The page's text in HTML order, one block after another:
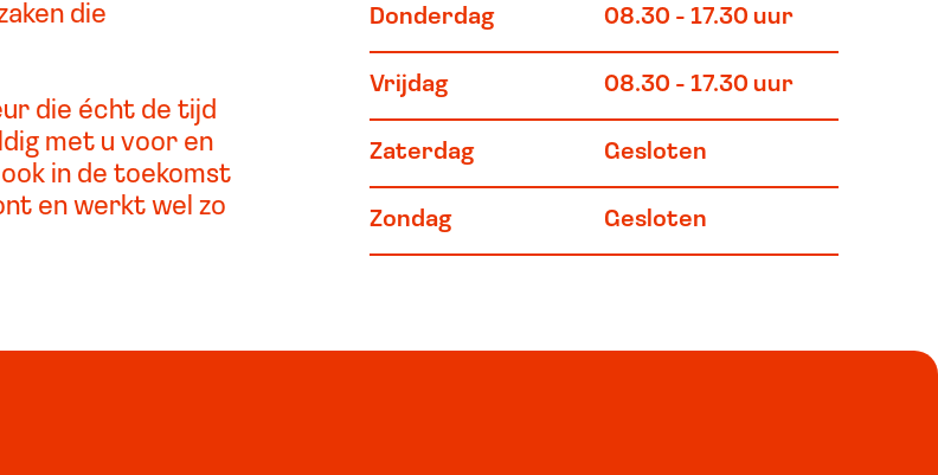
die
die écht de tijd
met u voor en
in de toekomst
en werkt wel zo
Donderdag
Vrijdag
Zaterdag
Zondag
08.30 - 17.30 uur
08.30 - 17.30 uur
Gesloten
Gesloten